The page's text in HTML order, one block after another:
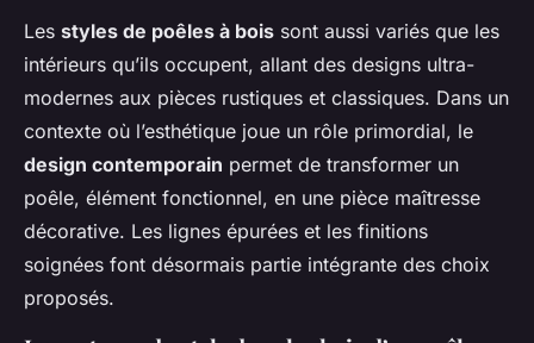
Les styles de poêles à bois sont aussi variés que les
intérieurs qu’ils occupent, allant des designs ultra-
modernes aux pièces rustiques et classiques. Dans un
contexte où l’esthétique joue un rôle primordial, le
design contemporain permet de transformer un
poêle, élément fonctionnel, en une pièce maîtresse
décorative. Les lignes épurées et les finitions
soignées font désormais partie intégrante des choix
proposés.